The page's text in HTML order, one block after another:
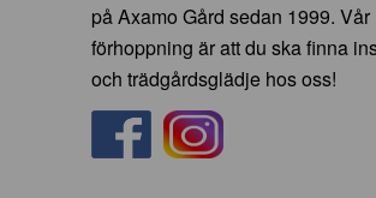
på Axamo Gård sedan 1999. Vår
förhoppning är att du ska finna
och trädgårdsglädje hos oss!